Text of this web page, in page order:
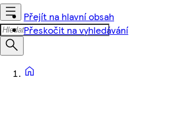
Přejít na hlavní obsah
Přeskočit na vyhledávání